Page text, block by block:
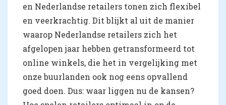
en Nederlandse retailers tonen zich flexibel
en veerkrachtig. Dit blijkt al uit de manier
waarop Nederlandse retailers zich het
afgelopen jaar hebben getransformeerd tot
online winkels, die het in vergelijking met
onze buurlanden ook nog eens opvallend
goed doen. Dus: waar liggen nu de kansen?